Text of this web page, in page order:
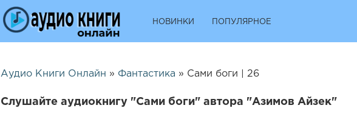
НОВИНКИ ПОПУЛЯРНОЕ
Аудио Книги Онлайн » Фантастика » ​​Сами боги | 26
Слушайте аудиокнигу "​​Сами боги" автора "Азимов Айзек"